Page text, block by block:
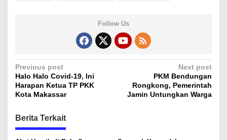
Follow Us
P
o
s
t
n
Previous post
Halo Halo Covid-19, Ini
Harapan Ketua TP PKK
Kota Makassar
Next post
PKM Bendungan
Rongkong, Pemerintah
Jamin Untungkan Warga
Berita Terkait